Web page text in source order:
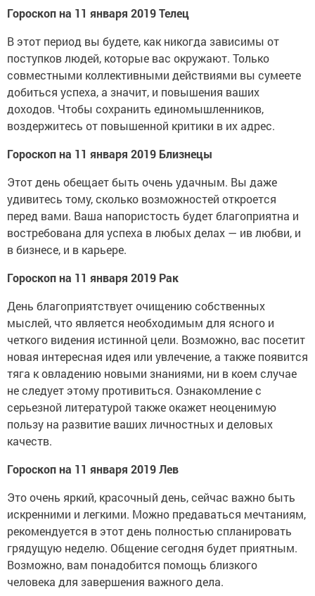
Гороскоп на 11 января 2019 Телец
В этот период вы будете, как никогда зависимы от
поступков людей, которые вас окружают. Только
совместными коллективными действиями вы сумеете
добиться успеха, а значит, и повышения ваших
доходов. Чтобы сохранить единомышленников,
воздержитесь от повышенной критики в их адрес.
Гороскоп на 11 января 2019 Близнецы
Этот день обещает быть очень удачным. Вы даже
удивитесь тому, сколько возможностей откроется
перед вами. Ваша напористость будет благоприятна и
востребована для успеха в любых делах — ив любви, и
в бизнесе, и в карьере.
Гороскоп на 11 января 2019 Рак
День благоприятствует очищению собственных
мыслей, что является необходимым для ясного и
четкого видения истинной цели. Возможно, вас посетит
новая интересная идея или увлечение, а также появится
тяга к овладению новыми знаниями, ни в коем случае
не следует этому противиться. Ознакомление с
серьезной литературой также окажет неоценимую
пользу на развитие ваших личностных и деловых
качеств.
Гороскоп на 11 января 2019 Лев
Это очень яркий, красочный день, сейчас важно быть
искренними и легкими. Можно предаваться мечтаниям,
рекомендуется в этот день полностью спланировать
грядущую неделю. Общение сегодня будет приятным.
Возможно, вам понадобится помощь близкого
человека для завершения важного дела.